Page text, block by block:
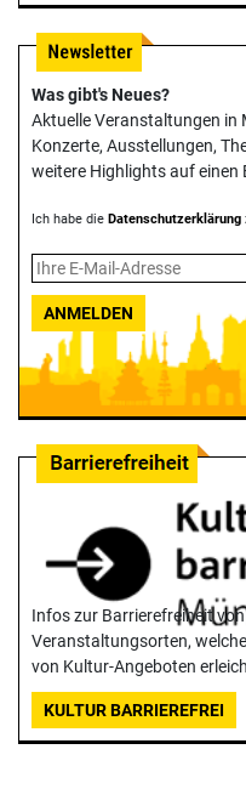
Was gibt's Neues?
Aktuelle Veranstaltungen in
Konzerte, Ausstellungen,
weitere Highlights auf einen
Ich habe die Datenschutzerklärung
ANMELDEN
Infos zur Barrierefreiheit von
Veranstaltungsorten,
von Kultur-Angeboten
KULTUR BARRIEREFREI